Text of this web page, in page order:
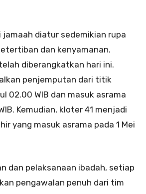
jamaah diatur sedemikian rupa
dan kenyamanan.
diberangkatkan hari ini.
penjemputan dari titik
02.00 WIB dan masuk asrama
Kemudian, kloter 41 menjadi
yang masuk asrama pada 1 Mei
dan pelaksanaan ibadah, setiap
pengawalan penuh dari tim